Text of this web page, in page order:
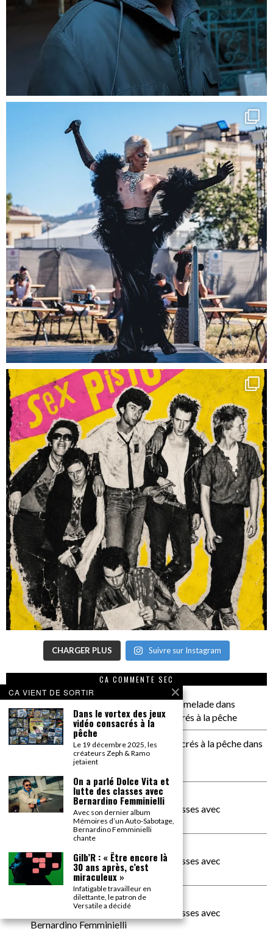
CHARGER PLUS Suivre sur Instagram
CA COMMENTE SEC
il a pas de genoux Messi comme P comeladedans
Dans le vortex des jeux vidéo consacrés à la pêche
Dans le vortex des jeux vidéos consacrés à la pêchedans
PACÔME THIELLEMENT
La séance d’Hip Gnose
La Patrie
dans
On a parlé Dolce Vita et lutte des classes avec
Bernardino Femminielli
On a parlé Dolce Vita et lutte des classes avec
Bernardino Femminielli
moise et son mascarédans
On a parlé Dolce Vita et lutte des classes avec
Bernardino Femminielli
CA VIENT DE SORTIR
Dans le vortex des jeux
vidéo consacrés à la
pêche
Le 19 décembre 2025, les
créateurs Zeph & Ramo
jetaient
On a parlé Dolce Vita et
lutte des classes avec
Bernardino Femminielli
Avec son dernier album
Mémoires d’un Auto-Sabotage,
Bernardino Femminielli
chante
Gilb’R : « Être encore là
30 ans après, c’est
miraculeux »
Infatigable travailleur en
dilettante, le patron de
Versatile a décidé